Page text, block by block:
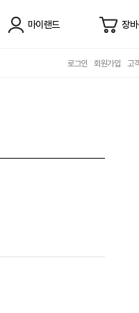
마이랜드 장
로그인 회원가입 고